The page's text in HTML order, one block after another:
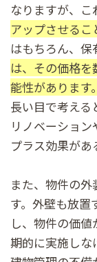
なりますが、こ
アップさせるこ
はもちろん、保
は、その価格
能性があります。
長い目で考える
リノベーショ
プラス効果があ
また、物件の外
す。外壁も放置
し、物件の価
期的に実施しな